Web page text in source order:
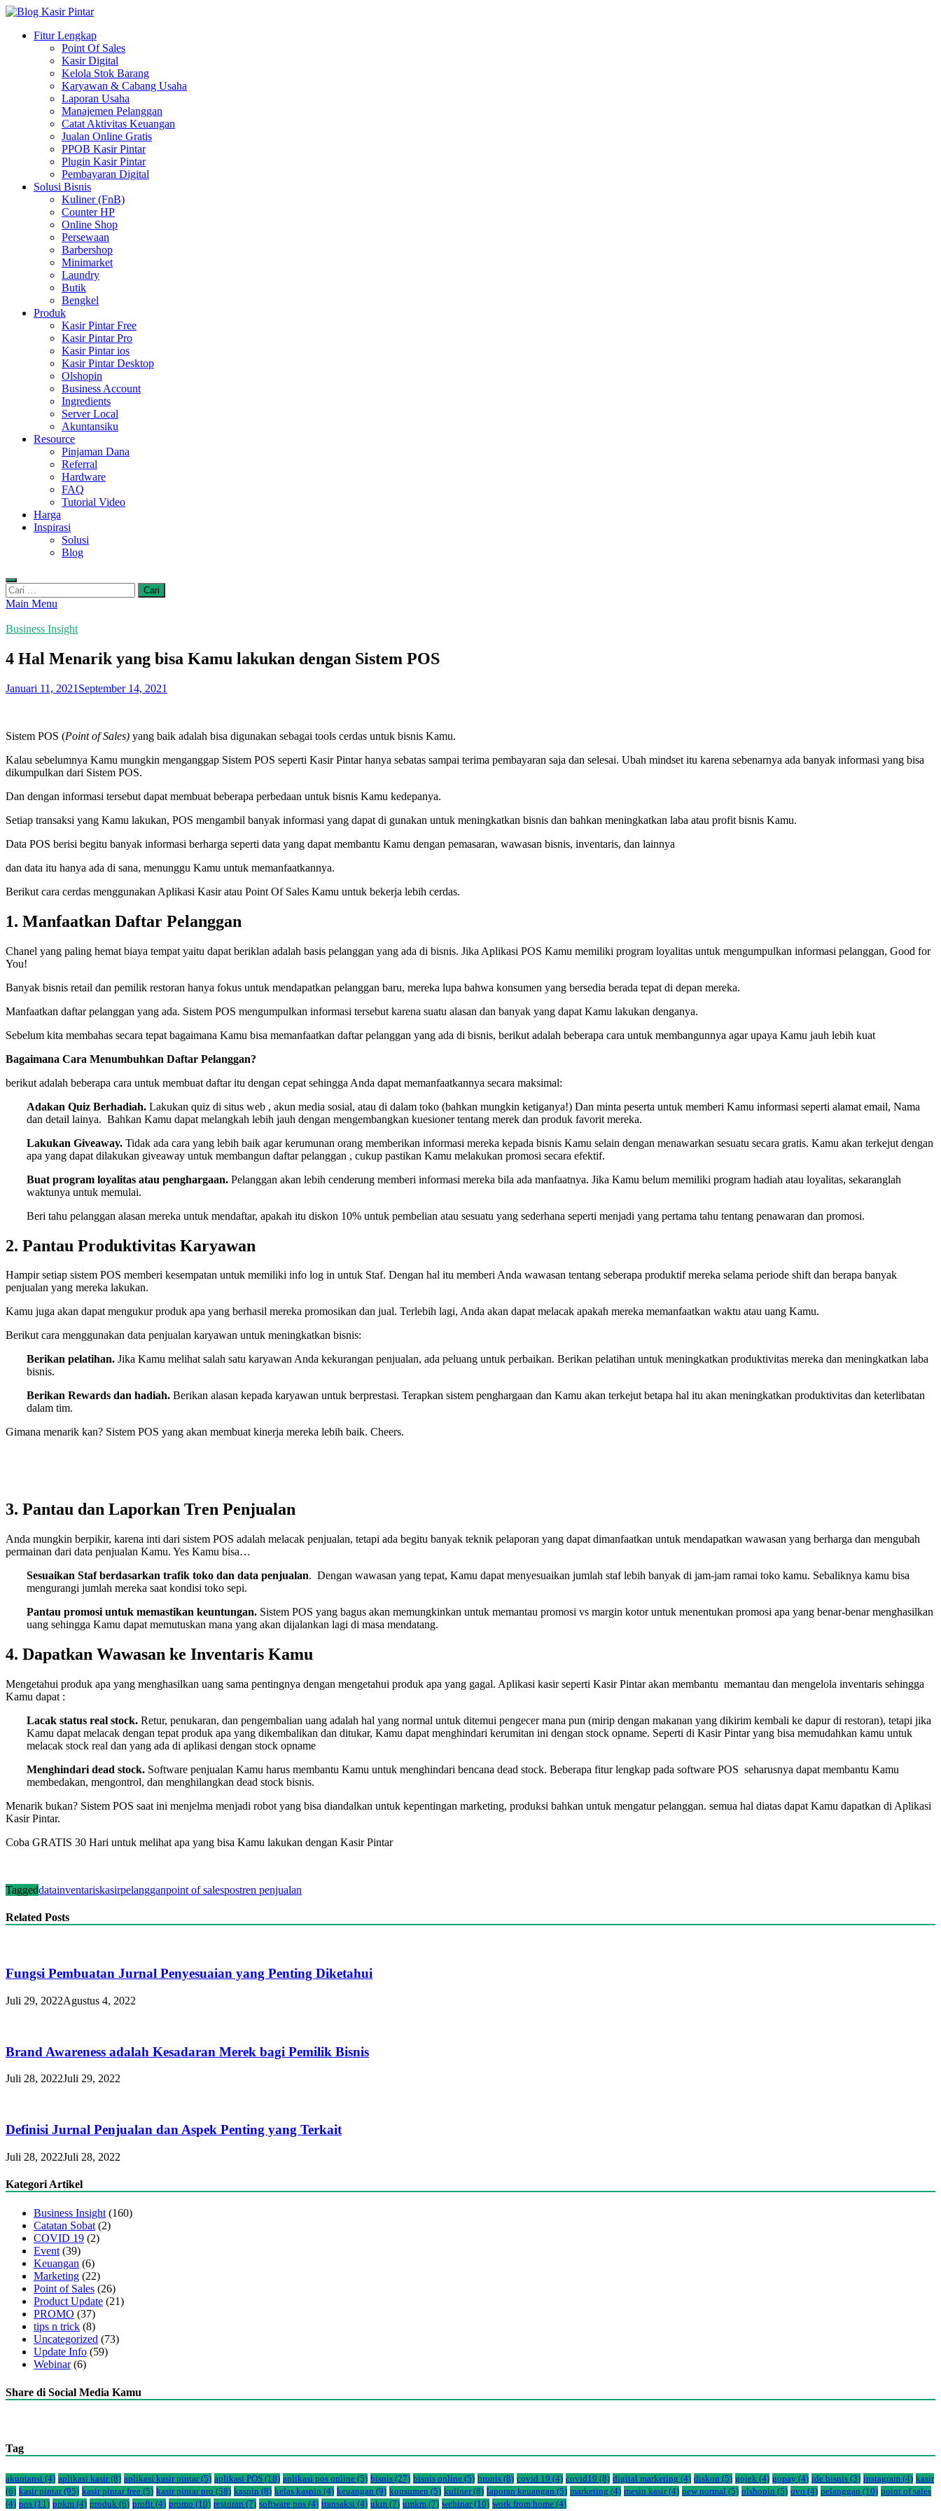
Skip
content
Blog Kasir Pintar
Jualan Pintar pakai Kasir Pintar
Fitur Lengkap
Point Of Sales
Kasir Digital
Kelola Stok Barang
Karyawan & Cabang Usaha
Laporan Usaha
Manajemen Pelanggan
Catat Aktivitas Keuangan
Jualan Online Gratis
PPOB Kasir Pintar
Plugin Kasir Pintar
Pembayaran Digital
Solusi Bisnis
Kuliner (FnB)
Counter HP
Online Shop
Persewaan
Barbershop
Minimarket
Laundry
Butik
Bengkel
Produk
Kasir Pintar Free
Kasir Pintar Pro
Kasir Pintar ios
Kasir Pintar Desktop
Olshopin
Business Account
Ingredients
Server Local
Akuntansiku
Resource
Pinjaman Dana
Referral
Hardware
FAQ
Tutorial Video
Harga
Inspirasi
Solusi
Blog
Cari
untuk:
Main Menu
Business Insight
4 Hal Menarik yang bisa Kamu lakukan dengan Sistem POS
Januari 11, 2021 September 14, 2021
Sistem POS (Point of Sales) yang baik adalah bisa digunakan sebagai tools cerdas untuk bisnis Kamu.
Kalau sebelumnya Kamu mungkin menganggap Sistem POS seperti Kasir Pintar hanya sebatas sampai terima pembayaran saja dan selesai. Ubah mindset itu karena sebenarnya ada banyak informasi yang bisa
dikumpulkan dari Sistem POS.
Dan dengan informasi tersebut dapat membuat beberapa perbedaan untuk bisnis Kamu kedepanya.
Setiap transaksi yang Kamu lakukan, POS mengambil banyak informasi yang dapat di gunakan untuk meningkatkan bisnis dan bahkan meningkatkan laba atau profit bisnis Kamu.
Data POS berisi begitu banyak informasi berharga seperti data yang dapat membantu Kamu dengan pemasaran, wawasan bisnis, inventaris, dan lainnya
dan data itu hanya ada di sana, menunggu Kamu untuk memanfaatkannya.
Berikut cara cerdas menggunakan Aplikasi Kasir atau Point Of Sales Kamu untuk bekerja lebih cerdas.
1. Manfaatkan Daftar Pelanggan
Chanel yang paling hemat biaya tempat yaitu dapat beriklan adalah basis pelanggan yang ada di bisnis. Jika Aplikasi POS Kamu memiliki program loyalitas untuk mengumpulkan informasi pelanggan, Good for
You!
Banyak bisnis retail dan pemilik restoran hanya fokus untuk mendapatkan pelanggan baru, mereka lupa bahwa konsumen yang bersedia berada tepat di depan mereka.
Manfaatkan daftar pelanggan yang ada. Sistem POS mengumpulkan informasi tersebut karena suatu alasan dan banyak yang dapat Kamu lakukan denganya.
Sebelum kita membahas secara tepat bagaimana Kamu bisa memanfaatkan daftar pelanggan yang ada di bisnis, berikut adalah beberapa cara untuk membangunnya agar upaya Kamu jauh lebih kuat
Bagaimana Cara Menumbuhkan Daftar Pelanggan?
berikut adalah beberapa cara untuk membuat daftar itu dengan cepat sehingga Anda dapat memanfaatkannya secara maksimal:
Adakan Quiz Berhadiah. Lakukan quiz di situs web , akun media sosial, atau di dalam toko (bahkan mungkin ketiganya!) Dan minta peserta untuk memberi Kamu informasi seperti alamat email, Nama
dan detail lainya. Bahkan Kamu dapat melangkah lebih jauh dengan mengembangkan kuesioner tentang merek dan produk favorit mereka.
Lakukan Giveaway. Tidak ada cara yang lebih baik agar kerumunan orang memberikan informasi mereka kepada bisnis Kamu selain dengan menawarkan sesuatu secara gratis. Kamu akan terkejut dengan
apa yang dapat dilakukan giveaway untuk membangun daftar pelanggan , cukup pastikan Kamu melakukan promosi secara efektif.
Buat program loyalitas atau penghargaan. Pelanggan akan lebih cenderung memberi informasi mereka bila ada manfaatnya. Jika Kamu belum memiliki program hadiah atau loyalitas, sekaranglah
waktunya untuk memulai.
Beri tahu pelanggan alasan mereka untuk mendaftar, apakah itu diskon 10% untuk pembelian atau sesuatu yang sederhana seperti menjadi yang pertama tahu tentang penawaran dan promosi.
2. Pantau Produktivitas Karyawan
Hampir setiap sistem POS memberi kesempatan untuk memiliki info log in untuk Staf. Dengan hal itu memberi Anda wawasan tentang seberapa produktif mereka selama periode shift dan berapa banyak
penjualan yang mereka lakukan.
Kamu juga akan dapat mengukur produk apa yang berhasil mereka promosikan dan jual. Terlebih lagi, Anda akan dapat melacak apakah mereka memanfaatkan waktu atau uang Kamu.
Berikut cara menggunakan data penjualan karyawan untuk meningkatkan bisnis:
Berikan pelatihan. Jika Kamu melihat salah satu karyawan Anda kekurangan penjualan, ada peluang untuk perbaikan. Berikan pelatihan untuk meningkatkan produktivitas mereka dan meningkatkan laba
bisnis.
Berikan Rewards dan hadiah. Berikan alasan kepada karyawan untuk berprestasi. Terapkan sistem penghargaan dan Kamu akan terkejut betapa hal itu akan meningkatkan produktivitas dan keterlibatan
dalam tim.
Gimana menarik kan? Sistem POS yang akan membuat kinerja mereka lebih baik. Cheers.
3. Pantau dan Laporkan Tren Penjualan
Anda mungkin berpikir, karena inti dari sistem POS adalah melacak penjualan, tetapi ada begitu banyak teknik pelaporan yang dapat dimanfaatkan untuk mendapatkan wawasan yang berharga dan mengubah
permainan dari data penjualan Kamu. Yes Kamu bisa…
Sesuaikan Staf berdasarkan trafik toko dan data penjualan. Dengan wawasan yang tepat, Kamu dapat menyesuaikan jumlah staf lebih banyak di jam-jam ramai toko kamu. Sebaliknya kamu bisa
mengurangi jumlah mereka saat kondisi toko sepi.
Pantau promosi untuk memastikan keuntungan. Sistem POS yang bagus akan memungkinkan untuk memantau promosi vs margin kotor untuk menentukan promosi apa yang benar-benar menghasilkan
uang sehingga Kamu dapat memutuskan mana yang akan dijalankan lagi di masa mendatang.
4. Dapatkan Wawasan ke Inventaris Kamu
Mengetahui produk apa yang menghasilkan uang sama pentingnya dengan mengetahui produk apa yang gagal. Aplikasi kasir seperti Kasir Pintar akan membantu memantau dan mengelola inventaris sehingga
Kamu dapat :
Lacak status real stock. Retur, penukaran, dan pengembalian uang adalah hal yang normal untuk ditemui pengecer mana pun (mirip dengan makanan yang dikirim kembali ke dapur di restoran), tetapi jika
Kamu dapat melacak dengan tepat produk apa yang dikembalikan dan ditukar, Kamu dapat menghindari kerumitan ini dengan stock opname. Seperti di Kasir Pintar yang bisa memudahkan kamu untuk
melacak stock real dan yang ada di aplikasi dengan stock opname
Menghindari dead stock. Software penjualan Kamu harus membantu Kamu untuk menghindari bencana dead stock. Beberapa fitur lengkap pada software POS seharusnya dapat membantu Kamu
membedakan, mengontrol, dan menghilangkan dead stock bisnis.
Menarik bukan? Sistem POS saat ini menjelma menjadi robot yang bisa diandalkan untuk kepentingan marketing, produksi bahkan untuk mengatur pelanggan. semua hal diatas dapat Kamu dapatkan di Aplikasi
Kasir Pintar.
Coba GRATIS 30 Hari untuk melihat apa yang bisa Kamu lakukan dengan Kasir Pintar
Taggeddatainventariskasirpelangganpoint of salespostren penjualan
Related Posts
Fungsi Pembuatan Jurnal Penyesuaian yang Penting Diketahui
Juli 29, 2022Agustus 4, 2022
Brand Awareness adalah Kesadaran Merek bagi Pemilik Bisnis
Juli 28, 2022Juli 29, 2022
Definisi Jurnal Penjualan dan Aspek Penting yang Terkait
Juli 28, 2022Juli 28, 2022
Kategori Artikel
Business Insight(160)
Catatan Sobat(2)
COVID 19 (2)
Event(39)
Keuangan (6)
Marketing (22)
Point of Sales (26)
Product Update (21)
PROMO (37)
tips n trick (8)
Uncategorized (73)
Update Info (59)
Webinar(6)
Share di Social Media Kamu
Tag
akuntansi (4) aplikasi kasir(8) aplikasi kasir pintar(5) aplikasi POS (18) aplikasi pos online (5) bisnis (27) bisnis online (5) bronis (8) covid 19 (4) covid19 (8) digital marketing (4) diskon (5) gojek (4) gopay (4) ide bisnis (3) instagram (4) kasir
(6) kasir pintar(95) kasir pintar free (5) kasir pintar pro (58) kaspin (8) kelas kaspin (4) keuangan (9) konsumen (5) kuliner(8) laporan keuangan (5) marketing (4) mesin kasir(4) new normal (5) olshopin (5) ovo (4) pelanggan (10) point of sales
(4) pos (11) ppkm (4) produk (6) profit (4) promo (10) restoran (7) software pos (4) transaksi (4) ukm (7) umkm (7) webinar(10) work from home (4)